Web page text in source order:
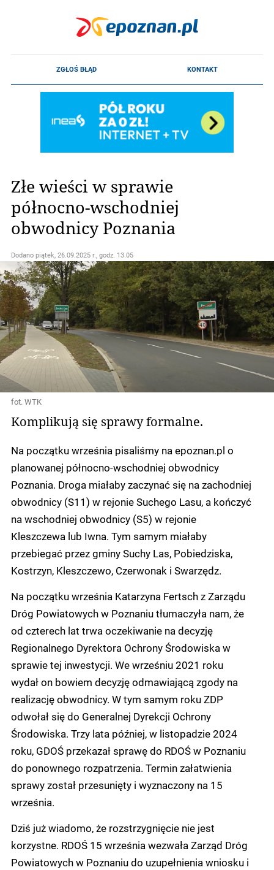
Złe wieści w sprawie
północno-wschodniej
obwodnicy Poznania
Dodano piątek, 26.09.2025 r., godz. 13.05
fot. WTK
Komplikują się sprawy formalne.
Na początku września pisaliśmy na epoznan.pl o
planowanej północno-wschodniej obwodnicy
Poznania. Droga miałaby zaczynać się na zachodniej
obwodnicy (S11) w rejonie Suchego Lasu, a kończyć
na wschodniej obwodnicy (S5) w rejonie
Kleszczewa lub Iwna. Tym samym miałaby
przebiegać przez gminy Suchy Las, Pobiedziska,
Kostrzyn, Kleszczewo, Czerwonak i Swarzędz.
Na początku września Katarzyna Fertsch z Zarządu
Dróg Powiatowych w Poznaniu tłumaczyła nam, że
od czterech lat trwa oczekiwanie na decyzję
Regionalnego Dyrektora Ochrony Środowiska w
sprawie tej inwestycji. We wrześniu 2021 roku
wydał on bowiem decyzję odmawiającą zgody na
realizację obwodnicy. W tym samym roku ZDP
odwołał się do Generalnej Dyrekcji Ochrony
Środowiska. Trzy lata później, w listopadzie 2024
roku, GDOŚ przekazał sprawę do RDOŚ w Poznaniu
do ponownego rozpatrzenia. Termin załatwienia
sprawy został przesunięty i wyznaczony na 15
września.
Dziś już wiadomo, że rozstrzygnięcie nie jest
korzystne. RDOŚ 15 września wezwała Zarząd Dróg
Powiatowych w Poznaniu do uzupełnienia wniosku i